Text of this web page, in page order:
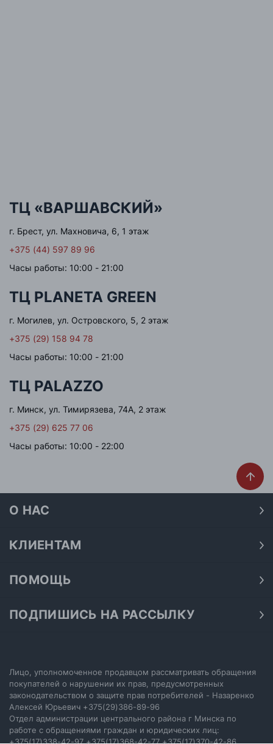
ТЦ «ВАРШАВСКИЙ»
г. Брест, ул. Махновича, 6, 1 этаж
+375 (44) 597 89 96
Часы работы: 10:00 - 21:00
ТЦ PLANETA GREEN
г. Могилев, ул. Островского, 5, 2 этаж
+375 (29) 158 94 78
Часы работы: 10:00 - 21:00
ТЦ PALAZZO
г. Минск, ул. Тимирязева, 74А, 2 этаж
+375 (29) 625 77 06
Часы работы: 10:00 - 22:00
О НАС
Наши магазины
Политика конфиденциальности
КЛИЕНТАМ
Оплата
Возврат
Настройка политики cookie
ПОМОЩЬ
Как получить скидку на покупку
ПОДПИШИСЬ НА РАССЫЛКУ
ПОДПИСАТЬСЯ
Лицо, уполномоченное продавцом рассматривать обращения
покупателей о нарушении их прав, предусмотренных
законодательством о защите прав потребителей - Назаренко
Алексей Юрьевич +375(29)386-89-96
Отдел администрации центрального района г Минска по
работе с обращениями граждан и юридических лиц:
+375(17)338-42-97 +375(17)368-42-77 +375(17)370-42-86